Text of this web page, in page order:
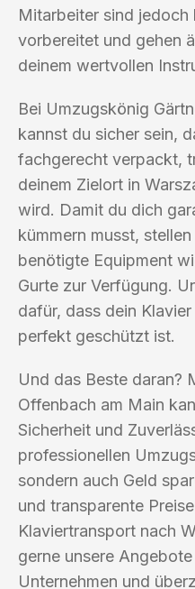
Mitarbeiter sind jedoch
vorbereitet und gehen
deinem wertvollen
Bei Umzugskönig
kannst du sicher sein,
fachgerecht verpackt,
deinem Zielort in
wird. Damit du dich
kümmern musst,
benötigte Equipment
Gurte zur Verfügung.
dafür, dass dein
perfekt geschützt ist.
Und das Beste daran?
Offenbach am Main
Sicherheit und
professionellen
sondern auch Geld
und transparente
Klaviertransport nach
gerne unsere
Unternehmen und